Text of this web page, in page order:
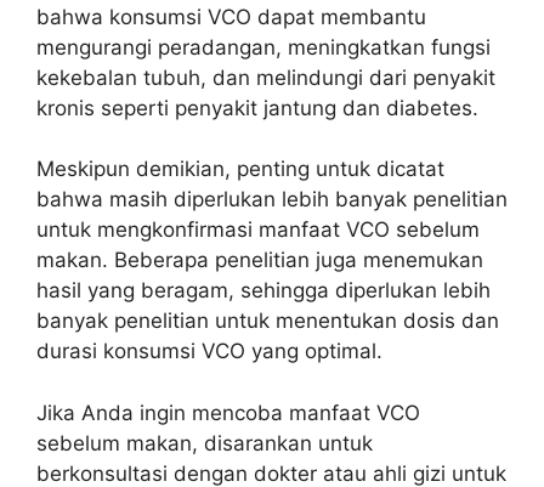
bahwa konsumsi VCO dapat membantu
mengurangi peradangan, meningkatkan fungsi
kekebalan tubuh, dan melindungi dari penyakit
kronis seperti penyakit jantung dan diabetes.
Meskipun demikian, penting untuk dicatat
bahwa masih diperlukan lebih banyak penelitian
untuk mengkonfirmasi manfaat VCO sebelum
makan. Beberapa penelitian juga menemukan
hasil yang beragam, sehingga diperlukan lebih
banyak penelitian untuk menentukan dosis dan
durasi konsumsi VCO yang optimal.
Jika Anda ingin mencoba manfaat VCO
sebelum makan, disarankan untuk
berkonsultasi dengan dokter atau ahli gizi untuk